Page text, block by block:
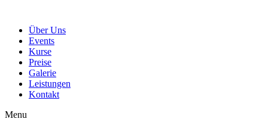
Über Uns
Events
Kurse
Preise
Galerie
Leistungen
Kontakt
Menu